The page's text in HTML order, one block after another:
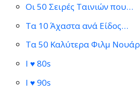
Οι 50 Σειρές Ταινιών που…
Τα 10 Άχαστα ανά Είδος…
Τα 50 Καλύτερα Φιλμ Νουάρ
I ♥ 80s
I ♥ 90s